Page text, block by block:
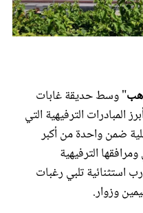
" وسط حديقة غابات
المبادرات الترفيهية التي
ضمن واحدة من أكبر
الترفيهية
استثنائية تلبي رغبات
وزوار.